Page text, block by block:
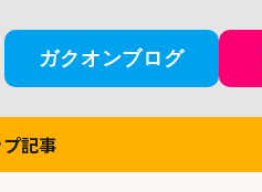
ガクオンブログ
記事